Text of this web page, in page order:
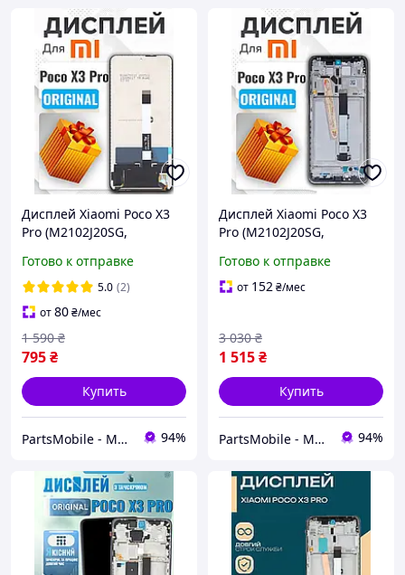
Дисплей Xiaomi Poco X3
Pro (M2102J20SG,
оригинального качества,
экран на Ксиоми Поко Х3
Про
Готово к отправке
5.0 (2)
от80₴/мес
795₴
1 590 ₴
Купить
PartsMobile - Магазин запчастин (телефони, планшети, ноутбуки) 94%
Дисплей Xiaomi Poco X3
Pro (M2102J20SG,
оригинального качества,
экран на Ксиоми Поко Х3
Готово к отправке
от 152₴/мес
1 515₴
3 030 ₴
Купить
PartsMobile - Магазин запчастин (телефони, планшети, ноутбуки) 94%